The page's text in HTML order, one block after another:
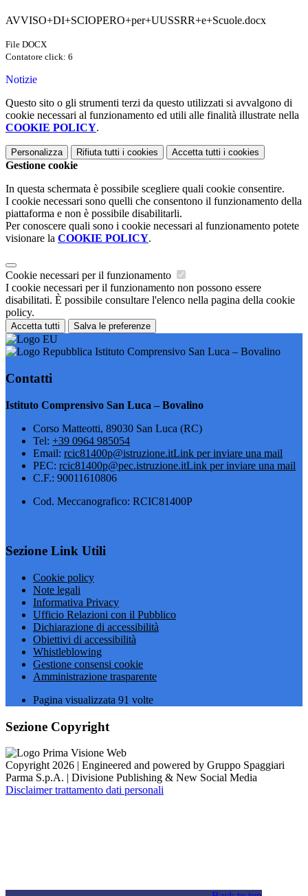
AVVISO+DI+SCIOPERO+per+UUSSRR+e+Scuole.docx
File DOCX
Contatore click: 6
Notizie
Questo sito o gli strumenti terzi da questo utilizzati si avvalgono di
cookie necessari al funzionamento ed utili alle finalità illustrate nella
COOKIE POLICY.
Personalizza Rifiuta tutti i cookies Accetta tutti i cookies
Gestione cookie
In questa schermata è possibile scegliere quali cookie consentire.
I cookie necessari sono quelli che consentono il funzionamento della
piattaforma e non è possibile disabilitarli.
Per conoscere quali sono i cookie necessari al funzionamento potete
visionare la COOKIE POLICY.
Cookie necessari per il funzionamento
I cookie necessari per il funzionamento non possono essere
disabilitati. È possibile consultare l'elenco nella pagina della cookie
policy.
Accetta tutti Salva le preferenze
Istituto Comprensivo San Luca – Bovalino
Contatti
Istituto Comprensivo San Luca – Bovalino
Corso Matteotti, 89030 San Luca (RC)
Tel: +39 0964 985054
Email: rcic81400p@istruzione.itLink per inviare una mail
PEC: rcic81400p@pec.istruzione.itLink per inviare una mail
C.F.: 90011610806
Cod. Meccanografico: RCIC81400P
Sezione Link Utili
Cookie policy
Note legali
Informativa Privacy
Ufficio Relazioni con il Pubblico
Dichiarazione di accessibilità
Obiettivi di accessibilità
Whistleblowing
Gestione consensi cookie
Amministrazione trasparente
Pagina visualizzata 91 volte
Sezione Copyright
Copyright 2026 | Engineered and powered by Gruppo Spaggiari
Parma S.p.A. | Divisione Publishing & New Social Media
Disclaimer trattamento dati personali